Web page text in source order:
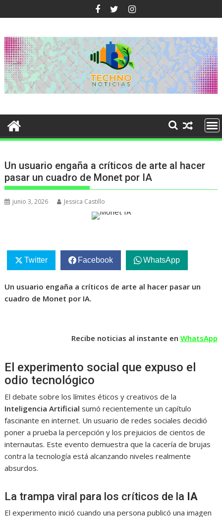
al
Un usuario engaña a críticos de arte al hacer
pasar un cuadro de Monet por IA
junio 3, 2026 Jessica Castillo
Twitter Facebook WhatsApp
Un usuario engaña a críticos de arte al hacer pasar un
cuadro de Monet por IA.
Recibe noticias al instante en WhatsApp
El experimento social que expuso el
odio tecnológico
El debate sobre los límites éticos y creativos de la
Inteligencia Artificial sumó recientemente un capítulo
fascinante en internet. Un usuario de redes sociales decidió
poner a prueba la percepción y los prejuicios de cientos de
internautas. Este evento demuestra que la cacería de brujas
contra la tecnología está alcanzando niveles realmente
absurdos.
La trampa viral para los críticos de la IA
El experimento inició cuando una persona publicó una imagen